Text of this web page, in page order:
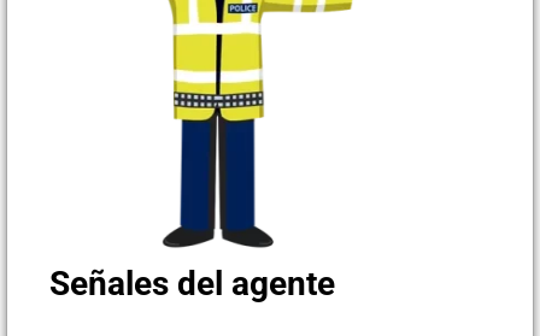
Señales del agente